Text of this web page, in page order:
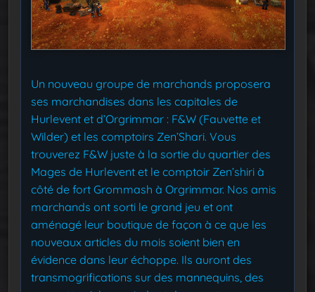
Un nouveau groupe de marchands proposera
ses marchandises dans les capitales de
Hurlevent et d’Orgrimmar : F&W (Fauvette et
Wilder) et les comptoirs Zen’Shari. Vous
trouverez F&W juste à la sortie du quartier des
Mages de Hurlevent et le comptoir Zen’shiri à
côté de fort Grommash à Orgrimmar. Nos amis
marchands ont sorti le grand jeu et ont
aménagé leur boutique de façon à ce que les
nouveaux articles du mois soient bien en
évidence dans leur échoppe. Ils auront des
transmogrifications sur des mannequins, des